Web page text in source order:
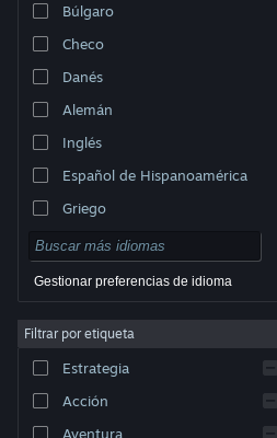
© Valve Corporation. Todos los derechos reservados.
respectivos dueños en EE. UU. y otros países.
Acuerdo de Suscriptor a Steam
Cookies
Búlgaro
Checo
Danés
Alemán
Inglés
Español de Hispanoamérica
Griego
Gestionar preferencias de idioma
Filtrar por etiqueta
Estrategia
Acción
Aventura